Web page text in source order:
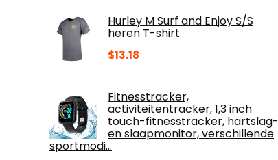
Hurley M Surf and Enjoy S/S
heren T-shirt
$13.18
Fitnesstracker,
activiteitentracker, 1,3 inch
touch-fitnesstracker, hartslag-
en slaapmonitor, verschillende
sportmodi…